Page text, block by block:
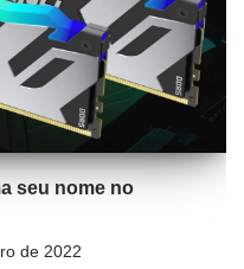
seu nome no
de 2022